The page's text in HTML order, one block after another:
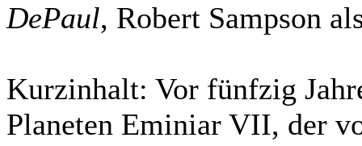
DePaul, Robert Sampson
Kurzinhalt: Vor fünfzig
Planeten Eminiar VII, der